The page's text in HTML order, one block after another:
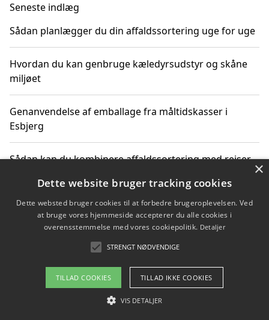
Seneste indlæg
Sådan planlægger du din affaldssortering uge for uge
Hvordan du kan genbruge kæledyrsudstyr og skåne
miljøet
Genanvendelse af emballage fra måltidskasser i
Esbjerg
Sådan kan du kombinere affaldssortering med rejser
Hvordan affaldssortering kan bidrage til co2 reduktion
Om / kontakt
Blog Betingelser
×
Dette website bruger tracking cookies
Dette websted bruger cookies til at forbedre brugeroplevelsen. Ved
at bruge vores hjemmeside accepterer du alle cookies i
overensstemmelse med vores cookiepolitik. Detaljer
STRENGT NØDVENDIGE
TILLAD COOKIES TILLAD IKKE COOKIES
VIS DETALJER